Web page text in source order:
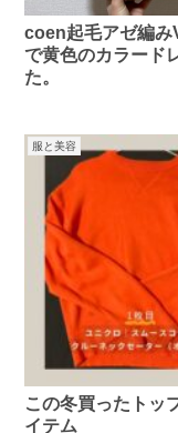
coen起毛アゼ編み
で黄色のカラード
た。
服と美容
この冬買ったトッ
イテム